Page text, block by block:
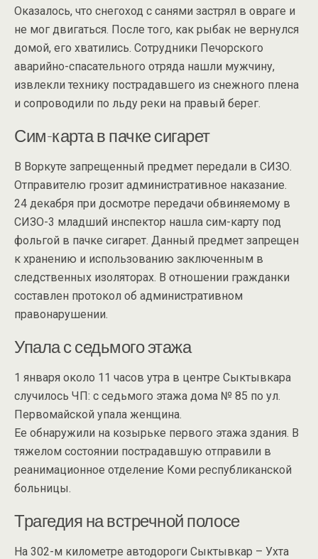
Оказалось, что снегоход с санями застрял в овраге и
не мог двигаться. После того, как рыбак не вернулся
домой, его хватились. Сотрудники Печорского
аварийно-спасательного отряда нашли мужчину,
извлекли технику пострадавшего из снежного плена
и сопроводили по льду реки на правый берег.
Сим-карта в пачке сигарет
В Воркуте запрещенный предмет передали в СИЗО.
Отправителю грозит административное наказание.
24 декабря при досмотре передачи обвиняемому в
СИЗО-3 младший инспектор нашла сим-карту под
фольгой в пачке сигарет. Данный предмет запрещен
к хранению и использованию заключенным в
следственных изоляторах. В отношении гражданки
составлен протокол об административном
правонарушении.
Упала с седьмого этажа
1 января около 11 часов утра в центре Сыктывкара
случилось ЧП: с седьмого этажа дома № 85 по ул.
Первомайской упала женщина.
Ее обнаружили на козырьке первого этажа здания. В
тяжелом состоянии пострадавшую отправили в
реанимационное отделение Коми республиканской
больницы.
Трагедия на встречной полосе
На 302-м километре автодороги Сыктывкар – Ухта